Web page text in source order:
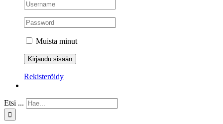
Muista minut
Rekisteröidy
Etsi ...